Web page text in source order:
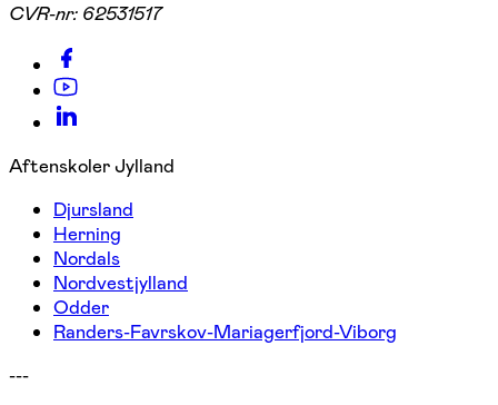
CVR-nr: 62531517
Aftenskoler Jylland
Djursland
Herning
Nordals
Nordvestjylland
Odder
Randers-Favrskov-Mariagerfjord-Viborg
---